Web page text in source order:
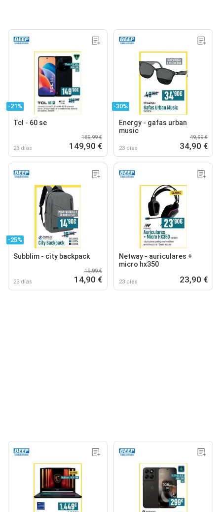
-21%
Tcl - 60 se
23 días
189,99 €
149,90 €
-30%
Energy - gafas urban
music
23 días
49,99 €
34,90 €
-25%
Subblim - city backpack
23 días
19,99 €
14,90 €
Netway - auriculares +
micro hx350
23 días 23,90 €